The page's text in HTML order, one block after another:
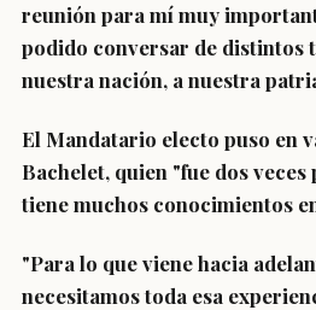
reunión para mí muy
podido conversar de distintos
nuestra nación, a nuestra
El Mandatario electo puso en
Bachelet, quien "fue dos
tiene muchos conocimientos
"Para lo que viene hacia
necesitamos toda esa